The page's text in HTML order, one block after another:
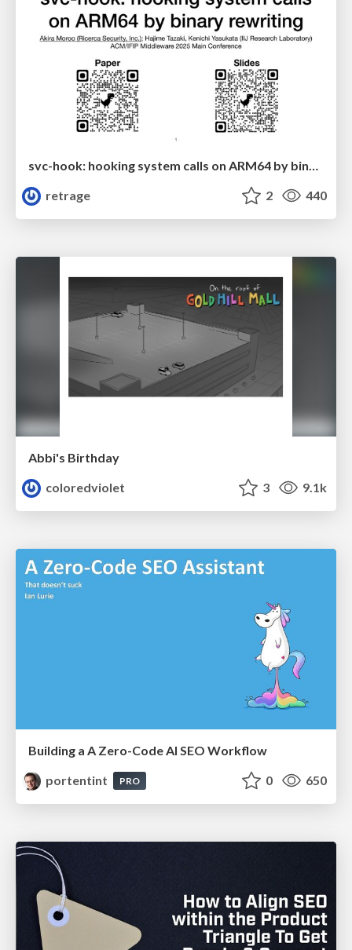
svc-hook: hooking system calls on ARM64 by binary rewriting
retrage
2 440
Abbi's Birthday
coloredviolet
3 9.1k
Building a A Zero-Code AI SEO Workflow
portentint
PRO 0 650